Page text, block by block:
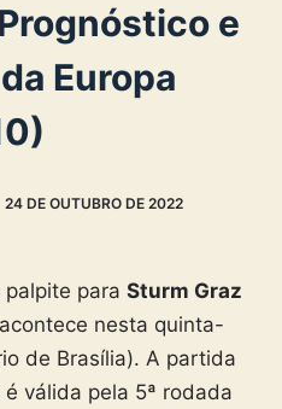
e
Europa
24 DE OUTUBRO DE 2022
para Sturm Graz
nesta quinta-
de Brasília). A partida
válida pela 5ª rodada